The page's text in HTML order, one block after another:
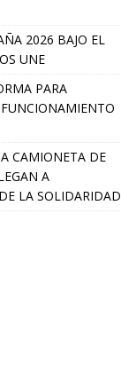
2026 BAJO EL
UNE
PARA
CAMIONETA DE
A
LA SOLIDARIDAD